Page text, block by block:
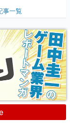
山 洋に流れる血は
た【若ゲのいた
事一覧